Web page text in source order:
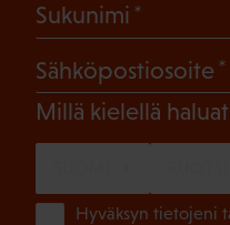
Sukunimi
Sähköpostiosoite
Millä kielellä
Hyväksyn tietojeni